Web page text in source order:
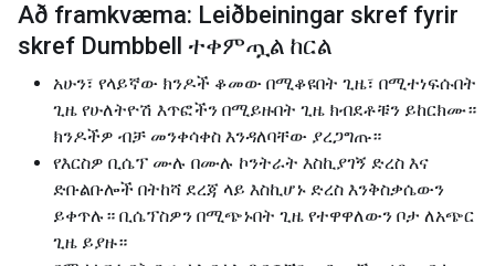
Að framkvæma: Leiðbeiningar skref fyrir
skref Dumbbell ተቀምጧል ከርል
አሁን፣ የላይኛው ክንዶች ቆመው በሚቆዩበት ጊዜ፣ በሚተነፍሱበት
ጊዜ የሁለትዮሽ እጥፎችን በሚይዙበት ጊዜ ክብደቶቹን ይከርክሙ።
ክንዶችዎ ብቻ መንቀሳቀስ እንዳለባቸው ያረጋግጡ።
የእርስዎ ቢሴፕ ሙሉ በሙሉ ኮንትራት እስኪያገኝ ድረስ እና
ድቡልቡሎች በትከሻ ደረጃ ላይ እስኪሆኑ ድረስ እንቅስቃሴውን
ይቀጥሉ። ቢሴፕስዎን በሚጭኑበት ጊዜ የተዋዋለውን ቦታ ለአጭር
ጊዜ ይያዙ።